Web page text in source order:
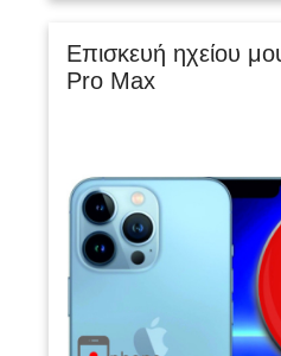
Επισκευή ηχείου
Pro Max